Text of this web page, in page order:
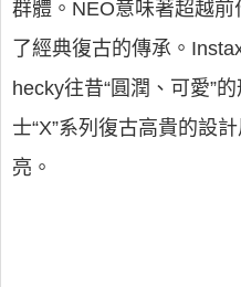
群體。NEO意味著超越
了經典復古的傳承。
hecky往昔“圓潤、可愛”
士“X”系列復古高貴的設
亮。